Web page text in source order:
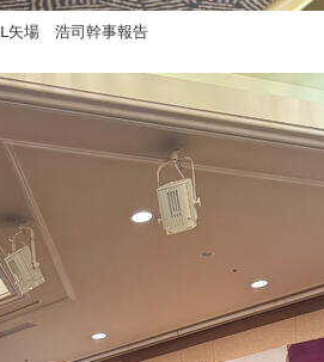
Ⅼ矢場 浩司幹事報告